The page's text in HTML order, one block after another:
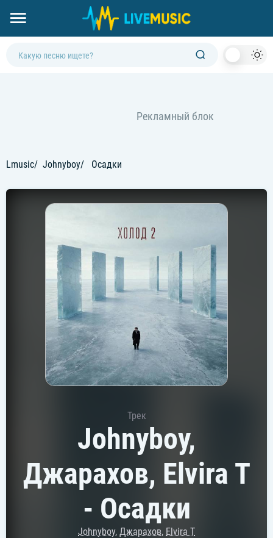
Lmusic Johnyboy Осадки
Трек
Johnyboy,
Джарахов, Elvira T
- Осадки
Johnyboy, Джарахов, Elvira T